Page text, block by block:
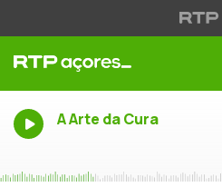
A Arte da Cura